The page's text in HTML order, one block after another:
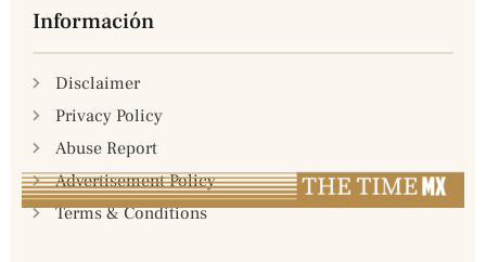
Información
Disclaimer
Privacy Policy
Abuse Report
Advertisement Policy
Terms & Conditions